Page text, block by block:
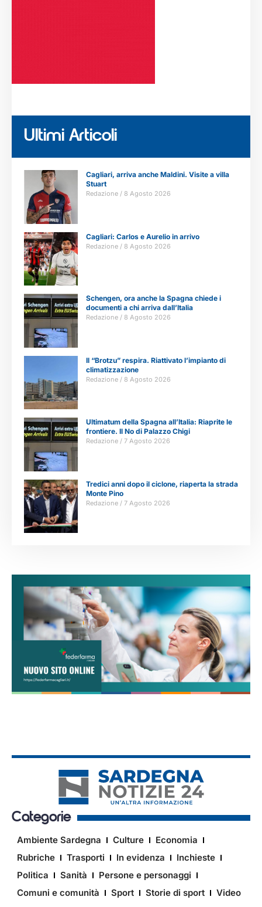
Ultimi Articoli
Cagliari, arriva anche Maldini. Visite a villa
Stuart
Redazione 8 Agosto 2026
Cagliari: Carlos e Aurelio in arrivo
Redazione 8 Agosto 2026
Schengen, ora anche la Spagna chiede i
documenti a chi arriva dall’Italia
Redazione 8 Agosto 2026
Il “Brotzu” respira. Riattivato l’impianto di
climatizzazione
Redazione 8 Agosto 2026
Ultimatum della Spagna all’Italia: Riaprite le
frontiere. Il No di Palazzo Chigi
Redazione 7 Agosto 2026
Tredici anni dopo il ciclone, riaperta la strada
Monte Pino
Redazione 7 Agosto 2026
Categorie
Ambiente Sardegna Culture
Economia
Rubriche
Trasporti In evidenza
Inchieste
Politica
Sanità
Persone e personaggi
Comuni e comunità
Sport Storie di sport Video